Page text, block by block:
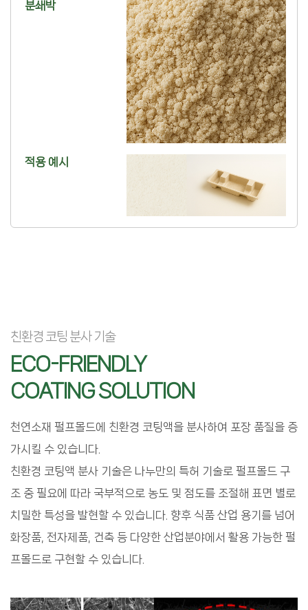
친환경 코팅 분사 기술
ECO-FRIENDLY
COATING SOLUTION
천연소재 펄프몰드에 친환경 코팅액을 분사하여 포장 품질을 증
가시킬 수 있습니다.
친환경 코팅액 분사 기술은 나누만의 특허 기술로 펄프몰드 구
조 중 필요에 따라 국부적으로 농도 및 점도를 조절해 표면 별로
치밀한 특성을 발현할 수 있습니다. 향후 식품 산업 용기를 넘어
화장품, 전자제품, 건축 등 다양한 산업분야에서 활용 가능한 펄
프몰드로 구현할 수 있습니다.